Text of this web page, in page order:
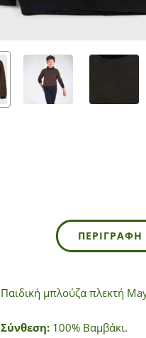
ΠΕΡΙΓΡΑΦΉ
Παιδική μπλούζα πλεκτή
Σύνθεση:100% Βαμβάκι.